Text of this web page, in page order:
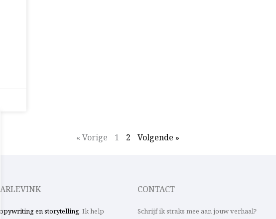
« Vorige 1 2 Volgende »
PARLEVINK
Copywriting en storytelling. Ik help
CONTACT
Schrijf ik straks mee aan jouw verhaal?